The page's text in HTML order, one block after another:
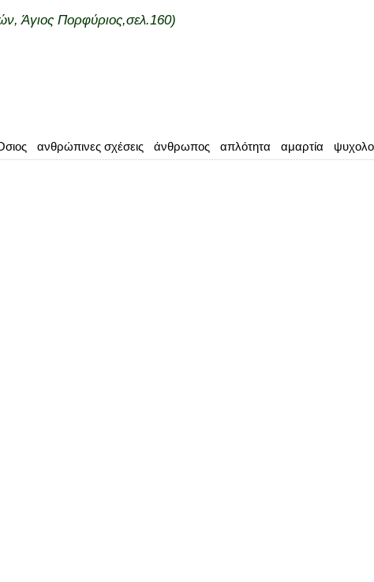
Άγιος Πορφύριος,σελ.160)
ανθρώπινες σχέσεις άνθρωπος απλότητα αμαρτία